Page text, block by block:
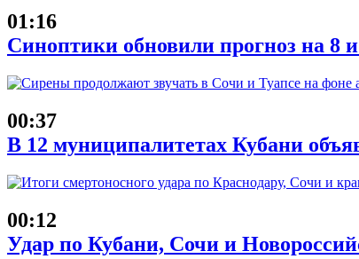
01:16
Синоптики обновили прогноз на 8
00:37
В 12 муниципалитетах Кубани
00:12
Удар по Кубани, Сочи и